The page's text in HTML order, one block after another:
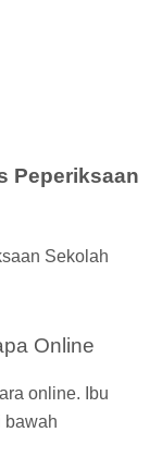
Peperiksaan
Sekolah
Online
online. Ibu
bawah